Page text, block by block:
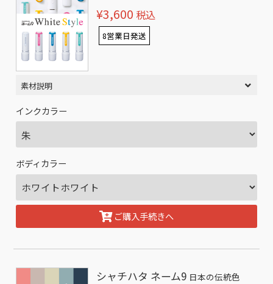
¥3,600 税込
8営業日発送
素材説明
インクカラー
ボディカラー
ご購入手続きへ
シャチハタ ネーム9 日本の伝統色